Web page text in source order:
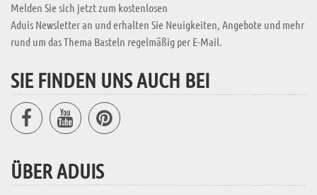
Melden Sie sich jetzt zum kostenlosen
Aduis Newsletter an und erhalten Sie Neuigkeiten, Angebote und mehr
rund um das Thema Basteln regelmäßig per E-Mail.
SIE FINDEN UNS AUCH BEI
ÜBER ADUIS